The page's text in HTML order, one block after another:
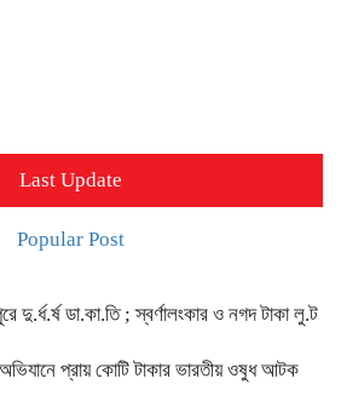
Last Update
Popular Post
দু.র্ধ.র্ষ ডা.কা.তি ; স্বর্ণালংকার ও নগদ টাকা লু.ট
অভিযানে প্রায় কোটি টাকার ভারতীয় ওষুধ আটক